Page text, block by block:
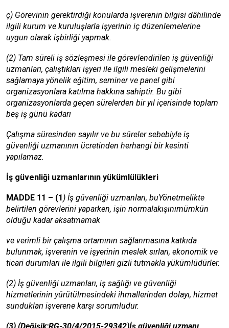
ç) Görevinin gerektirdiği konularda işverenin bilgisi dâhilinde
ilgili kurum ve kuruluşlarla işyerinin iç düzenlemelerine
uygun olarak işbirliği yapmak.
(2) Tam süreli iş sözleşmesi ile görevlendirilen iş güvenliği
uzmanları, çalıştıkları işyeri ile ilgili mesleki gelişmelerini
sağlamaya yönelik eğitim, seminer ve panel gibi
organizasyonlara katılma hakkına sahiptir. Bu gibi
organizasyonlarda geçen sürelerden bir yıl içerisinde toplam
beş iş günü kadarı
Çalışma süresinden sayılır ve bu süreler sebebiyle iş
güvenliği uzmanının ücretinden herhangi bir kesinti
yapılamaz.
İş güvenliği uzmanlarının yükümlülükleri
MADDE 11 – (1) İş güvenliği uzmanları, buYönetmelikte
belirtilen görevlerini yaparken, işin normalakışınımümkün
olduğu kadar aksatmamak
ve verimli bir çalışma ortamının sağlanmasına katkıda
bulunmak, işverenin ve işyerinin meslek sırları, ekonomik ve
ticari durumları ile ilgili bilgileri gizli tutmakla yükümlüdürler.
(2) İş güvenliği uzmanları, iş sağlığı ve güvenliği
hizmetlerinin yürütülmesindeki ihmallerinden dolayı, hizmet
sundukları işverene karşı sorumludur.